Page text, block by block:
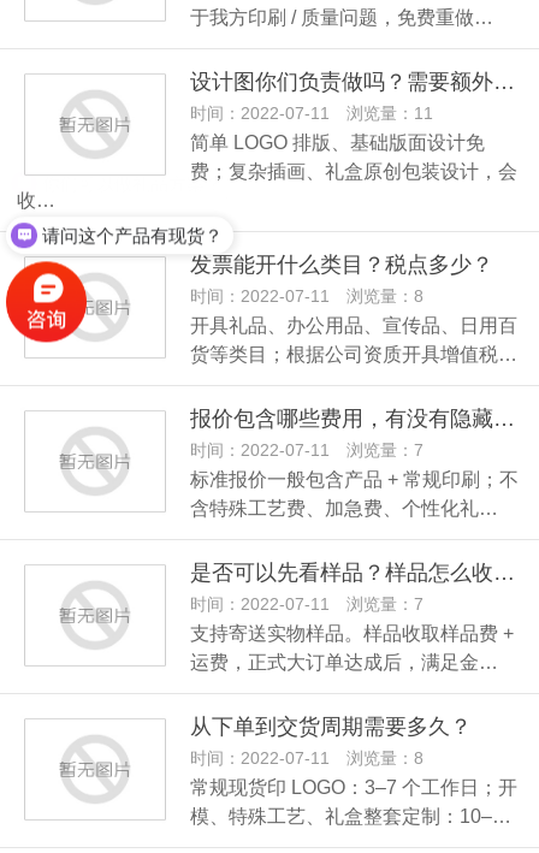
于我方印刷 / 质量问题，免费重做…
设计图你们负责做吗？需要额外付费吗？
时间：2022-07-11 浏览量：11
简单 LOGO 排版、基础版面设计免
费；复杂插画、礼盒原创包装设计，会
收…
发票能开什么类目？税点多少？
时间：2022-07-11 浏览量：8
开具礼品、办公用品、宣传品、日用百
货等类目；根据公司资质开具增值税…
报价包含哪些费用，有没有隐藏收费？
时间：2022-07-11 浏览量：7
标准报价一般包含产品 + 常规印刷；不
含特殊工艺费、加急费、个性化礼…
是否可以先看样品？样品怎么收费？
时间：2022-07-11 浏览量：7
支持寄送实物样品。样品收取样品费 +
运费，正式大订单达成后，满足金…
从下单到交货周期需要多久？
时间：2022-07-11 浏览量：8
常规现货印 LOGO：3–7 个工作日；开
模、特殊工艺、礼盒整套定制：10–…
请问这个产品有现货？